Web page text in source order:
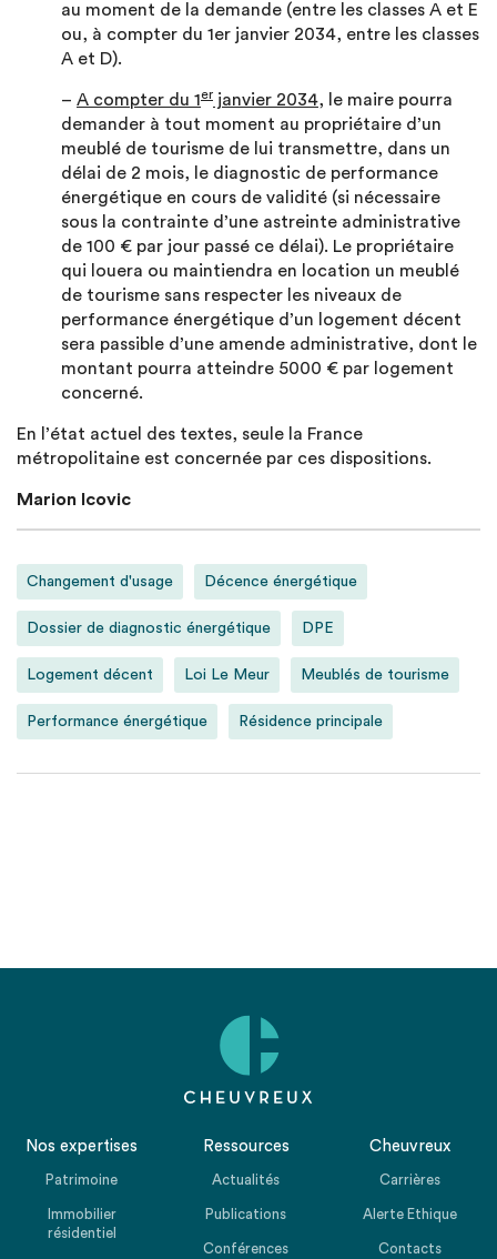
au moment de la demande (entre les classes A et E
ou, à compter du 1er janvier 2034, entre les classes
A et D).
– A compter du 1er janvier 2034, le maire pourra
demander à tout moment au propriétaire d’un
meublé de tourisme de lui transmettre, dans un
délai de 2 mois, le diagnostic de performance
énergétique en cours de validité (si nécessaire
sous la contrainte d’une astreinte administrative
de 100 € par jour passé ce délai). Le propriétaire
qui louera ou maintiendra en location un meublé
de tourisme sans respecter les niveaux de
performance énergétique d’un logement décent
sera passible d’une amende administrative, dont le
montant pourra atteindre 5000 € par logement
concerné.
En l’état actuel des textes, seule la France
métropolitaine est concernée par ces dispositions.
Marion Icovic
Changement d'usage Décence énergétique
Dossier de diagnostic énergétique DPE
Logement décent Loi Le Meur Meublés de tourisme
Performance énergétique Résidence principale
Nos expertises
Patrimoine
Immobilier
résidentiel
Ressources
Actualités
Publications
Conférences
Cheuvreux
Carrières
Alerte Ethique
Contacts